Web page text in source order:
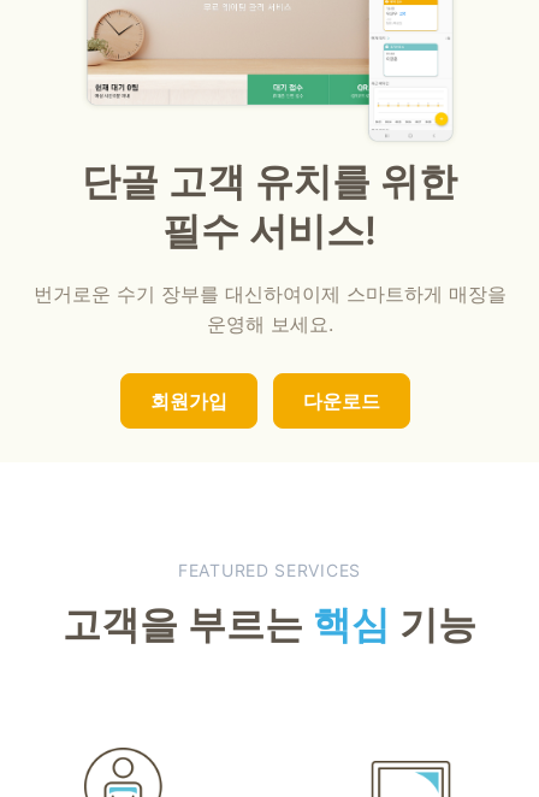
단골 고객 유치를 위한
필수 서비스!
번거로운 수기 장부를 대신하여이제 스마트하게 매장을
운영해 보세요.
회원가입 다운로드
FEATURED SERVICES
고객을 부르는 핵심 기능